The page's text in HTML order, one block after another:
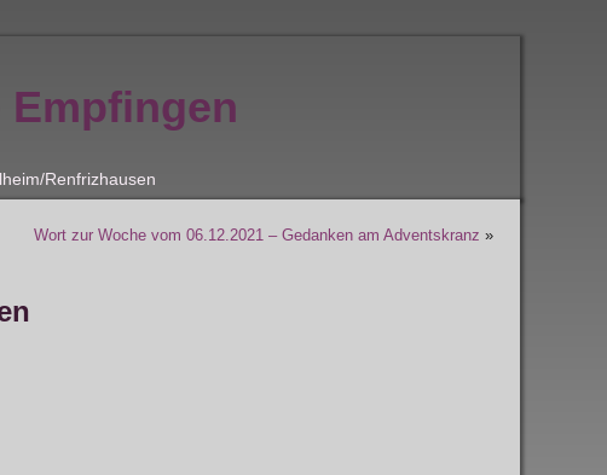
Renfrizhausen
Wort zur Woche vom 06.12.2021 – Gedanken am Adventskranz »